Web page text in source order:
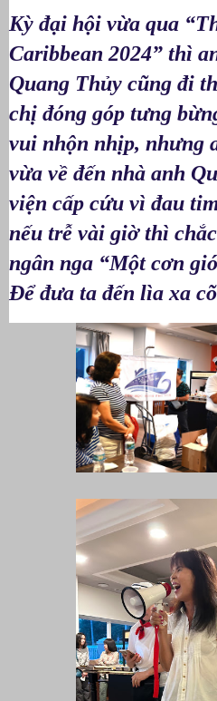
Kỳ đại hội vừa qua
Caribbean 2024” thì
Quang Thủy cũng đi
chị đóng góp tưng
vui nhộn nhịp, nhưng
vừa về đến nhà anh
viện cấp cứu vì đau
nếu trễ vài giờ thì
ngân nga “Một cơn
Để đưa ta đến lìa xa